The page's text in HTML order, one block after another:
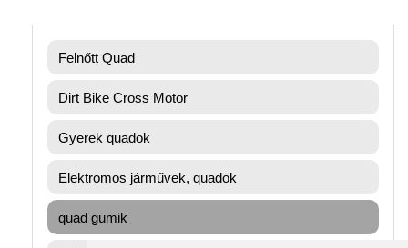
Felnőtt Quad
Dirt Bike Cross Motor
Gyerek quadok
Elektromos járművek, quadok
quad gumik